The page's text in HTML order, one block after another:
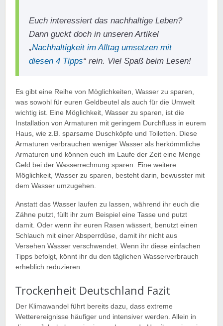
Euch interessiert das nachhaltige Leben?
Dann guckt doch in unseren Artikel
„Nachhaltigkeit im Alltag umsetzen mit
diesen 4 Tipps“ rein. Viel Spaß beim Lesen!
Es gibt eine Reihe von Möglichkeiten, Wasser zu sparen,
was sowohl für euren Geldbeutel als auch für die Umwelt
wichtig ist. Eine Möglichkeit, Wasser zu sparen, ist die
Installation von Armaturen mit geringem Durchfluss in eurem
Haus, wie z.B. sparsame Duschköpfe und Toiletten. Diese
Armaturen verbrauchen weniger Wasser als herkömmliche
Armaturen und können euch im Laufe der Zeit eine Menge
Geld bei der Wasserrechnung sparen. Eine weitere
Möglichkeit, Wasser zu sparen, besteht darin, bewusster mit
dem Wasser umzugehen.
Anstatt das Wasser laufen zu lassen, während ihr euch die
Zähne putzt, füllt ihr zum Beispiel eine Tasse und putzt
damit. Oder wenn ihr euren Rasen wässert, benutzt einen
Schlauch mit einer Absperrdüse, damit ihr nicht aus
Versehen Wasser verschwendet. Wenn ihr diese einfachen
Tipps befolgt, könnt ihr du den täglichen Wasserverbrauch
erheblich reduzieren.
Trockenheit Deutschland Fazit
Der Klimawandel führt bereits dazu, dass extreme
Wetterereignisse häufiger und intensiver werden. Allein in